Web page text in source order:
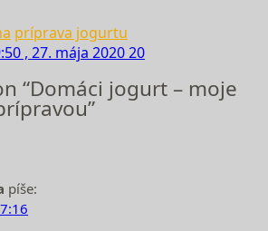
príprava jogurtu
, 27. mája 202020
“Domáci jogurt – moje
píše: